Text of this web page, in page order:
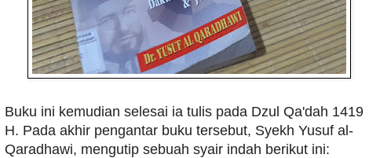
Buku ini kemudian selesai ia tulis pada Dzul Qa'dah 1419
H. Pada akhir pengantar buku tersebut, Syekh Yusuf al-
Qaradhawi, mengutip sebuah syair indah berikut ini: